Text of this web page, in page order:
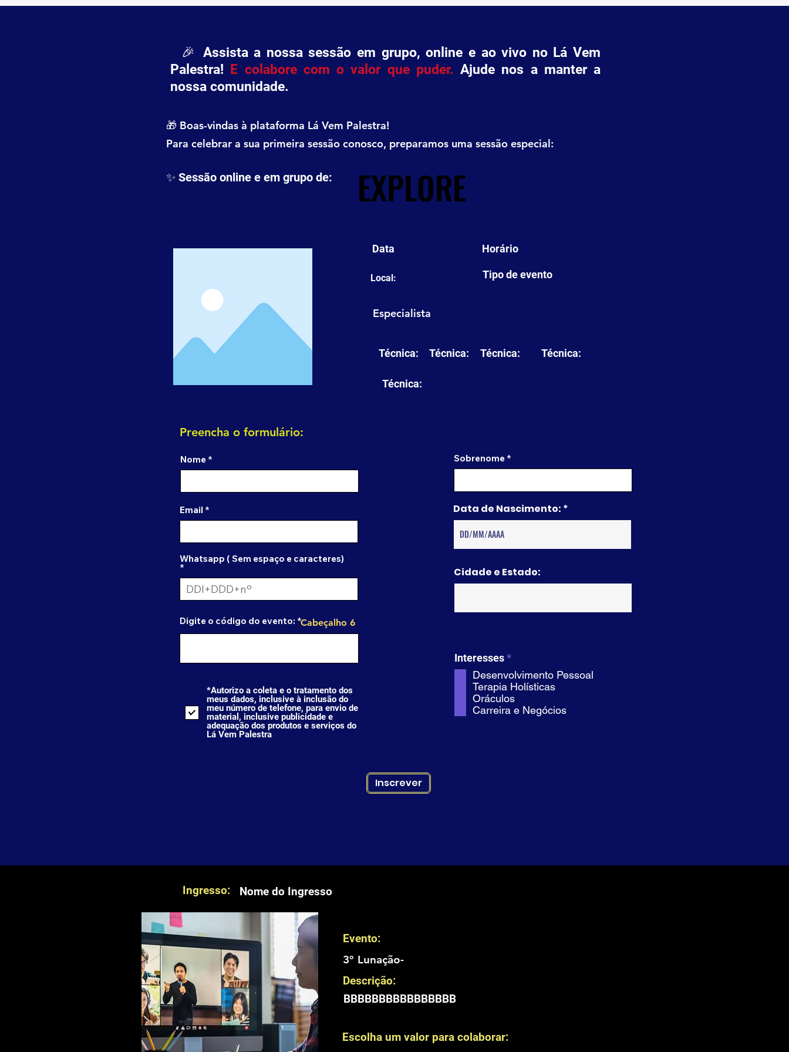
🎉 Assista a nossa sessão em grupo, online e ao vivo no Lá Vem
Palestra! E colabore com o valor que puder. Ajude nos a manter a
nossa comunidade.
🎁 Boas-vindas à plataforma Lá Vem Palestra!
Para celebrar a sua primeira sessão conosco, preparamos uma sessão especial:
✨ Sessão online e em grupo de: EXPLORE
EXPLORE
Data Horário
Local: Tipo de evento
Especialista
Técnica: Técnica: Técnica: Técnica:
Técnica:
Preencha o formulário:
Nome Sobrenome
Email
Whatsapp ( Sem espaço e caracteres)
Cabeçalho 6
Digite o código do evento:
*Autorizo a coleta e o tratamento dos
meus dados, inclusive à inclusão do
meu número de telefone, para envio de
material, inclusive publicidade e
adequação dos produtos e serviços do
Lá Vem Palestra
Data de Nascimento:
Cidade e Estado:
Interesses*R
q
u
i
r
Desenvolvimento Pessoal
Terapia Holísticas
Oráculos
Carreira e Negócios
Inscrever
Nome do Ingresso
Ingresso:
Evento:
3º Lunação-
Descrição:
BBBBBBBBBBBBBBBB
Escolha um valor para colaborar: